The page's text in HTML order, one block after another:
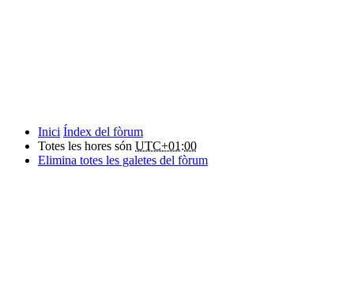
Inici Índex del fòrum
Totes les hores són UTC+01:00
Elimina totes les galetes del fòrum